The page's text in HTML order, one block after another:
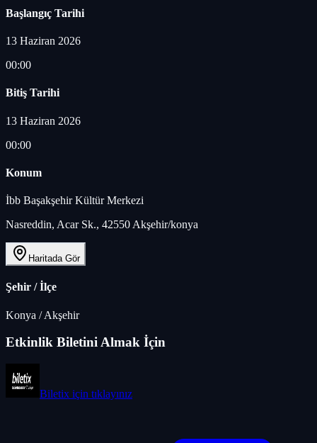
Başlangıç Tarihi
13 Haziran 2026
00:00
Bitiş Tarihi
13 Haziran 2026
00:00
Konum
İbb Başakşehir Kültür Merkezi
Nasreddin, Acar Sk., 42550 Akşehir/konya
Haritada Gör
Şehir / İlçe
Konya /Akşehir
Etkinlik Biletini Almak İçin
Biletix için tıklayınız